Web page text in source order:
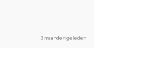
3 maanden geleden